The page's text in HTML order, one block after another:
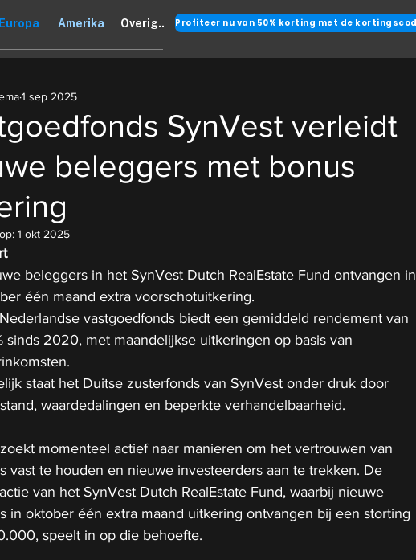
Europa Amerika Overig..
SynVest verleidt
beleggers met bonus
1 sep 2025
1 okt 2025
beleggers in het SynVest Dutch RealEstate Fund ontvangen in
één maand extra voorschotuitkering.
vastgoedfonds biedt een gemiddeld rendement van
sinds 2020, met maandelijkse uitkeringen op basis van
staat het Duitse zusterfonds van SynVest onder druk door
waardedalingen en beperkte verhandelbaarheid.
momenteel actief naar manieren om het vertrouwen van
vast te houden en nieuwe investeerders aan te trekken. De
van het SynVest Dutch RealEstate Fund, waarbij nieuwe
in oktober één extra maand uitkering ontvangen bij een storting
speelt in op die behoefte.